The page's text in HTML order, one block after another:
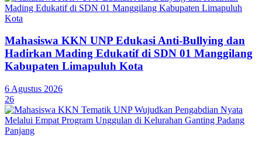
Mahasiswa KKN UNP Edukasi Anti-Bullying dan
Hadirkan Mading Edukatif di SDN 01 Manggilang
Kabupaten Limapuluh Kota
6 Agustus 2026
26